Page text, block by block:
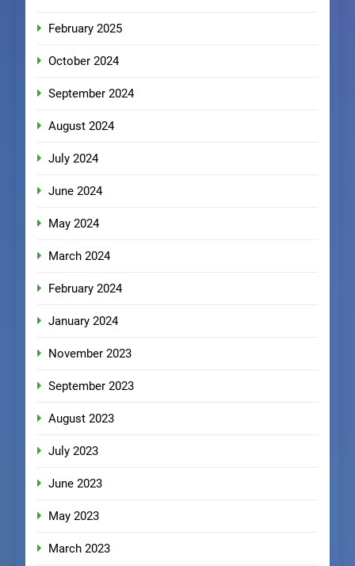
February 2025
October 2024
September 2024
August 2024
July 2024
June 2024
May 2024
March 2024
February 2024
January 2024
November 2023
September 2023
August 2023
July 2023
June 2023
May 2023
March 2023